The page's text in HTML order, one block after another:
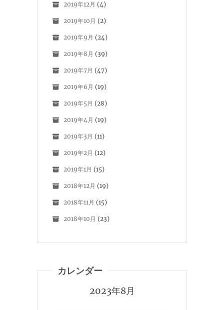
2019年12月 (4)
2019年10月 (2)
2019年9月 (24)
2019年8月 (39)
2019年7月 (47)
2019年6月 (19)
2019年5月 (28)
2019年4月 (19)
2019年3月 (11)
2019年2月 (12)
2019年1月 (15)
2018年12月 (19)
2018年11月 (15)
2018年10月 (23)
カレンダー
2023年8月